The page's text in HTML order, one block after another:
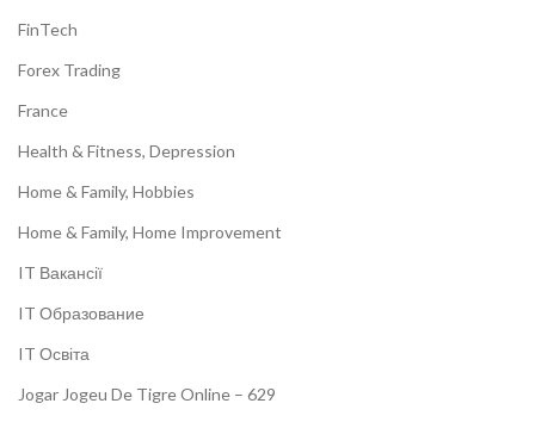
FinTech
Forex Trading
France
Health & Fitness, Depression
Home & Family, Hobbies
Home & Family, Home Improvement
IT Вакансії
IT Образование
IT Освіта
Jogar Jogeu De Tigre Online – 629